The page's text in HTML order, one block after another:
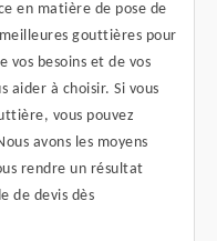
en matière de pose de
gouttières pour
besoins et de vos
aider à choisir. Si vous
vous pouvez
avons les moyens
rendre un résultat
de devis dès